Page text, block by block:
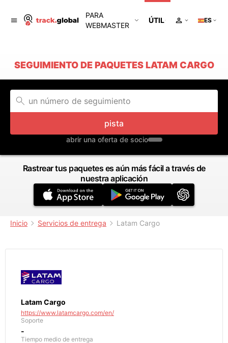
PARA
WEBMASTER
ÚTIL ES
SEGUIMIENTO DE PAQUETES LATAM CARGO
pista
abrir una oferta de socio
Rastrear tus paquetes es aún más fácil a través de
nuestra aplicación
Inicio Servicios de entrega Latam Cargo
Latam Cargo
https://www.latamcargo.com/en/
Soporte
-
Tiempo medio de entrega